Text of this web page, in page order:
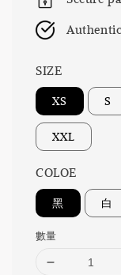
SIZE
XS S
XXL
COLOE
黑 白
數量